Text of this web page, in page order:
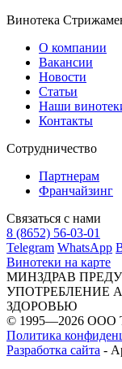
Винотека
О компании
Вакансии
Новости
Статьи
Наши
Контакты
Сотрудничество
Партнерам
Франчайзинг
Связаться с нами
8 (8652) 56-03-01
Telegram WhatsApp
Винотеки на карте
МИНЗДРАВ
УПОТРЕБЛЕНИЕ
ЗДОРОВЬЮ
© 1995—2026 ООО
Политика
Разработка сайта -